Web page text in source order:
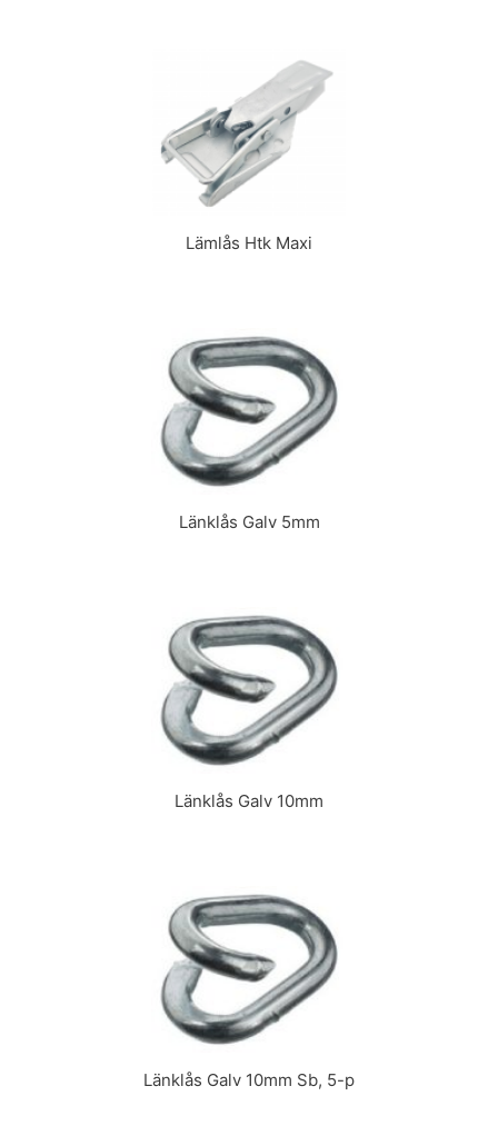
Lämlås Htk Maxi
Länklås Galv 5mm
Länklås Galv 10mm
Länklås Galv 10mm Sb, 5-p